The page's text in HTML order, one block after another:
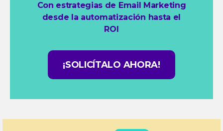
Con estrategias de Email Marketing
desde la automatización hasta el
ROI
¡SOLICÍTALO AHORA!